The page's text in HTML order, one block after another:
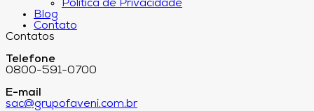
Política de Privacidade
Blog
Contato
Contatos
Telefone
0800-591-0700
E-mail
sac@grupofaveni.com.br